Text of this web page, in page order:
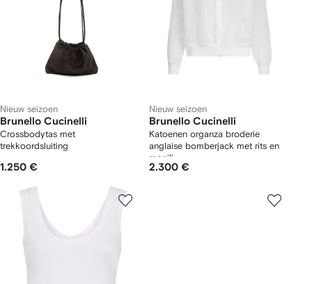
Nieuw seizoen
Brunello Cucinelli
Crossbodytas met
trekkoordsluiting
1.250 €
Nieuw seizoen
Brunello Cucinelli
Katoenen organza broderie
anglaise bomberjack met rits en
monili
2.300 €